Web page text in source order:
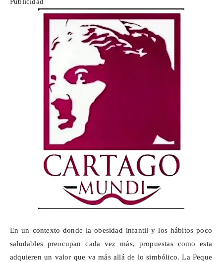
En un contexto donde la obesidad infantil y los hábitos poco
saludables preocupan cada vez más, propuestas como esta
adquieren un valor que va más allá de lo simbólico. La Peque